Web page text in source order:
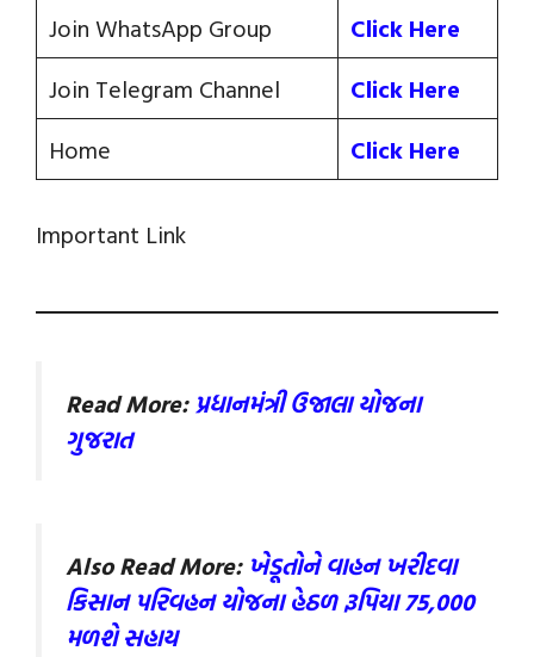
Join WhatsApp Group
Click Here
Join Telegram Channel
Click Here
Home
Click Here
Important Link
Read More:પ્રધાનમંત્રી ઉજાલા યોજના
ગુજરાત
Also Read More: ખેડૂતોને વાહન ખરીદવા
કિસાન પરિવહન યોજના હેઠળ રૂપિયા 75,000
મળશે સહાય